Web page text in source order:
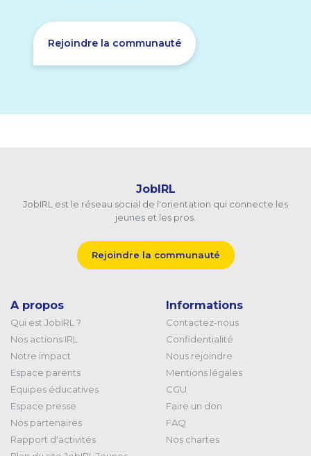
Rejoindre la communauté
JobIRL
JobIRL est le réseau social de l'orientation qui connecte les
jeunes et les pros.
Rejoindre la communauté
A propos
Qui est JobIRL ?
Nos actions IRL
Notre impact
Espace parents
Equipes éducatives
Espace presse
Nos partenaires
Rapport d'activités
Informations
Contactez-nous
Confidentialité
Nous rejoindre
Mentions légales
CGU
Faire un don
FAQ
Nos chartes